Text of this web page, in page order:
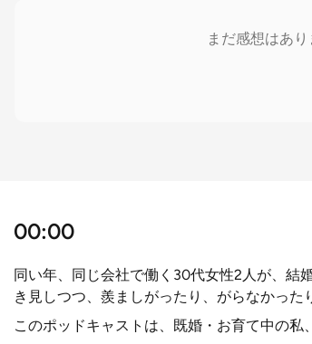
まだ感想はあ
00:00
同い年、同じ会社で働く30代女性2人が、結
き見しつつ、羨ましがったり、がらなかった
このポッドキャストは、既婚・お育て中の私